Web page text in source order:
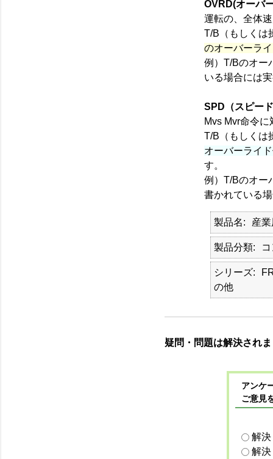
OVRD(オーバ
運転の、全体
T/B（もしくは
のオーバーラ
例）T/Bのオー
いる場合には
SPD（スピー
Mvs Mvr命令
T/B（もしくは
オーバーライ
す。
例）T/Bのオー
書かれている
製品名 産
製品分類
シリーズ
の他
疑問・問題は解決され
アンケ
ご意見
解
解